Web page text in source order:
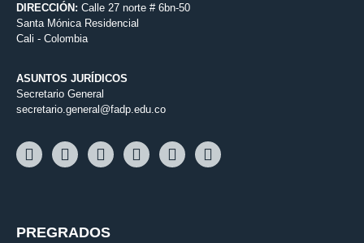
DIRECCIÓN: Calle 27 norte # 6bn-50
Santa Mónica Residencial
Cali - Colombia
ASUNTOS JURÍDICOS
Secretario General
secretario.general@fadp.edu.co
PREGRADOS